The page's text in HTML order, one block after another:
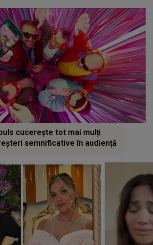
cucerește tot mai mulți
semnificative în audiență